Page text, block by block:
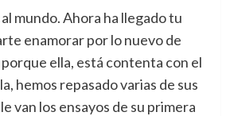
mundo. Ahora ha llegado tu
enamorar por lo nuevo de
porque ella, está contenta con el
hemos repasado varias de sus
van los ensayos de su primera